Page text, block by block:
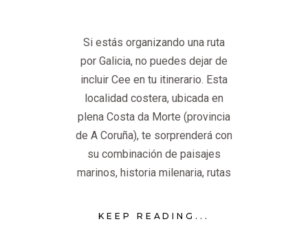
Si estás organizando una ruta
por Galicia, no puedes dejar de
incluir Cee en tu itinerario. Esta
localidad costera, ubicada en
plena Costa da Morte (provincia
de A Coruña), te sorprenderá con
su combinación de paisajes
marinos, historia milenaria, rutas
KEEP READING...